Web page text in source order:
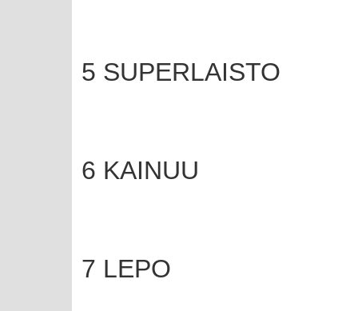
5 SUPERLAISTO
6 KAINUU
7 LEPO